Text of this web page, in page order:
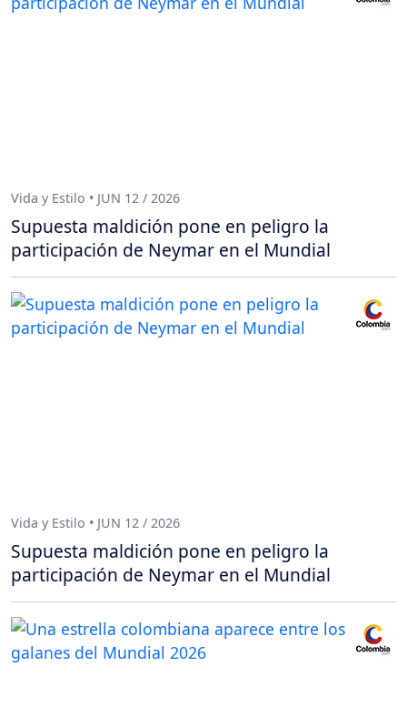
Vida y Estilo • JUN 12 / 2026
Supuesta maldición pone en peligro la
participación de Neymar en el Mundial
Vida y Estilo • JUN 12 / 2026
Supuesta maldición pone en peligro la
participación de Neymar en el Mundial